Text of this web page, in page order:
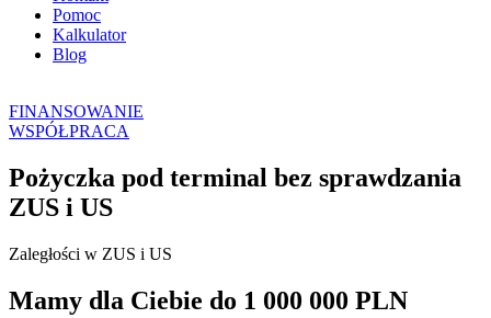
Pomoc
Kalkulator
Blog
FINANSOWANIE
WSPÓŁPRACA
Pożyczka pod terminal bez sprawdzania
ZUS i US
Zaległości w ZUS i US
Mamy dla Ciebie do 1 000 000 PLN